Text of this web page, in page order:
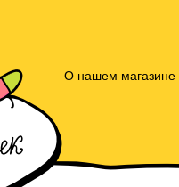
О нашем магазине